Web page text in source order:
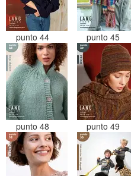
punto 44 punto 45
punto 48 punto 49